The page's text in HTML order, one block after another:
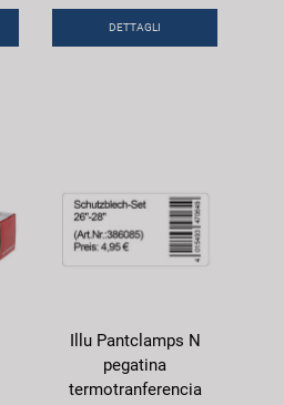
DETTAGLI
Illu Pantclamps N
pegatina
termotranferencia